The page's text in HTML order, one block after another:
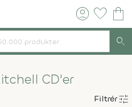
account_circle favorite shopping_bag
search
CD'er
Filtrértune